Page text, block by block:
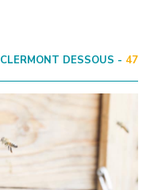
CLERMONT DESSOUS - 47